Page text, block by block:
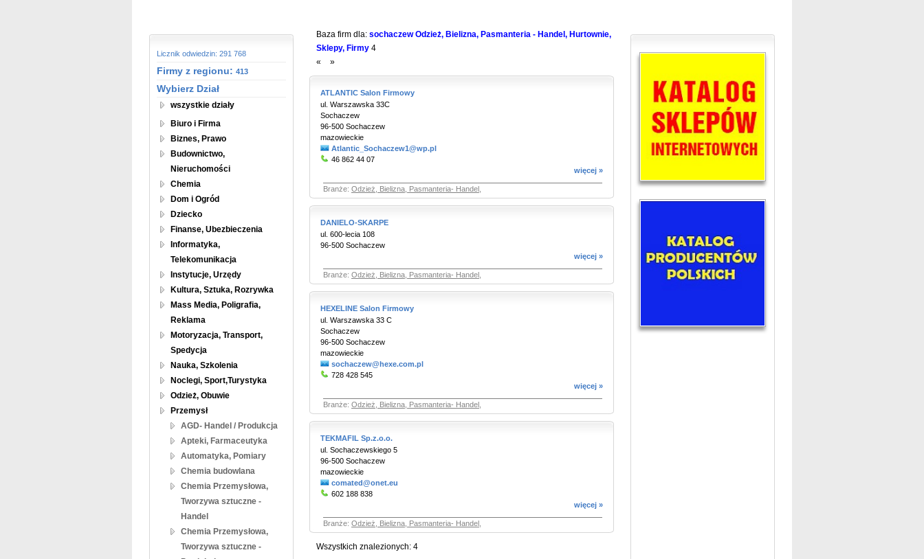
Licznik odwiedzin: 291 768
Firmy z regionu: 413
Wybierz Dział
wszystkie działy
Biuro i Firma
Biznes, Prawo
Budownictwo,
Nieruchomości
Chemia
Dom i Ogród
Dziecko
Finanse, Ubezbieczenia
Informatyka,
Telekomunikacja
Instytucje, Urzędy
Kultura, Sztuka, Rozrywka
Mass Media, Poligrafia,
Reklama
Motoryzacja, Transport,
Spedycja
Nauka, Szkolenia
Noclegi, Sport,Turystyka
Odzież, Obuwie
Przemysł
AGD- Handel / Produkcja
Apteki, Farmaceutyka
Automatyka, Pomiary
Chemia budowlana
Chemia Przemysłowa,
Tworzywa sztuczne -
Handel
Chemia Przemysłowa,
Tworzywa sztuczne -
Baza firm dla: sochaczew Odzież, Bielizna, Pasmanteria - Handel, Hurtownie,
Sklepy, Firmy 4
«
»
ATLANTIC Salon Firmowy
ul. Warszawska 33C
Sochaczew
96-500 Sochaczew
mazowieckie
Atlantic_Sochaczew1@wp.pl
46 862 44 07
więcej »
Branże: Odzież, Bielizna, Pasmanteria- Handel
DANIELO-SKARPE
ul. 600-lecia 108
96-500 Sochaczew
więcej »
Branże: Odzież, Bielizna, Pasmanteria- Handel
HEXELINE Salon Firmowy
ul. Warszawska 33 C
Sochaczew
96-500 Sochaczew
mazowieckie
sochaczew@hexe.com.pl
728 428 545
więcej »
Branże: Odzież, Bielizna, Pasmanteria- Handel
TEKMAFIL Sp.z.o.o.
ul. Sochaczewskiego 5
96-500 Sochaczew
mazowieckie
comated@onet.eu
602 188 838
więcej »
Branże: Odzież, Bielizna, Pasmanteria- Handel
Wszystkich znalezionych: 4